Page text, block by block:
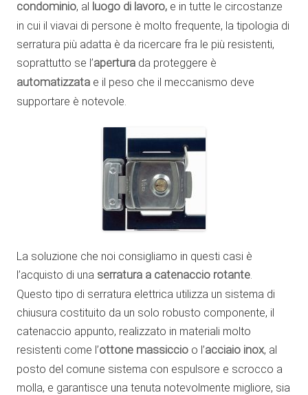
condominio, al luogo di lavoro, e in tutte le circostanze
in cui il viavai di persone è molto frequente, la tipologia di
serratura più adatta è da ricercare fra le più resistenti,
soprattutto se l’apertura da proteggere è
automatizzata e il peso che il meccanismo deve
supportare è notevole.
La soluzione che noi consigliamo in questi casi è
l’acquisto di una serratura a catenaccio rotante
Questo tipo di serratura elettrica utilizza un sistema di
chiusura costituito da un solo robusto componente, il
catenaccio appunto, realizzato in materiali molto
resistenti come l’ottone massiccio o l’acciaio inox, al
posto del comune sistema con espulsore e scrocco a
molla, e garantisce una tenuta notevolmente migliore, sia